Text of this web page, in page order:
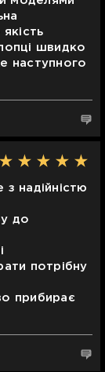
швидко
наступного
надійністю
до
потрібну
прибирає